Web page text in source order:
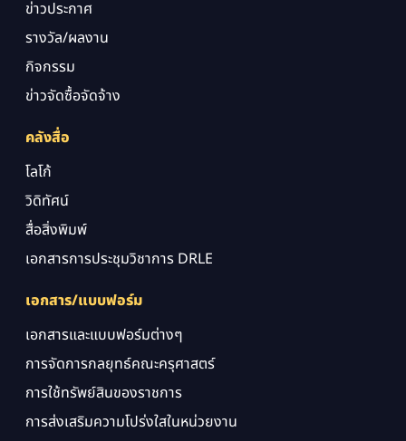
ข่าวประกาศ
รางวัล/ผลงาน
กิจกรรม
ข่าวจัดซื้อจัดจ้าง
คลังสื่อ
โลโก้
วิดิทัศน์
สื่อสิ่งพิมพ์
เอกสารการประชุมวิชาการ DRLE
เอกสาร/แบบฟอร์ม
เอกสารและแบบฟอร์มต่างๆ
การจัดการกลยุทธ์คณะครุศาสตร์
การใช้ทรัพย์สินของราชการ
การส่งเสริมความโปร่งใสในหน่วยงาน